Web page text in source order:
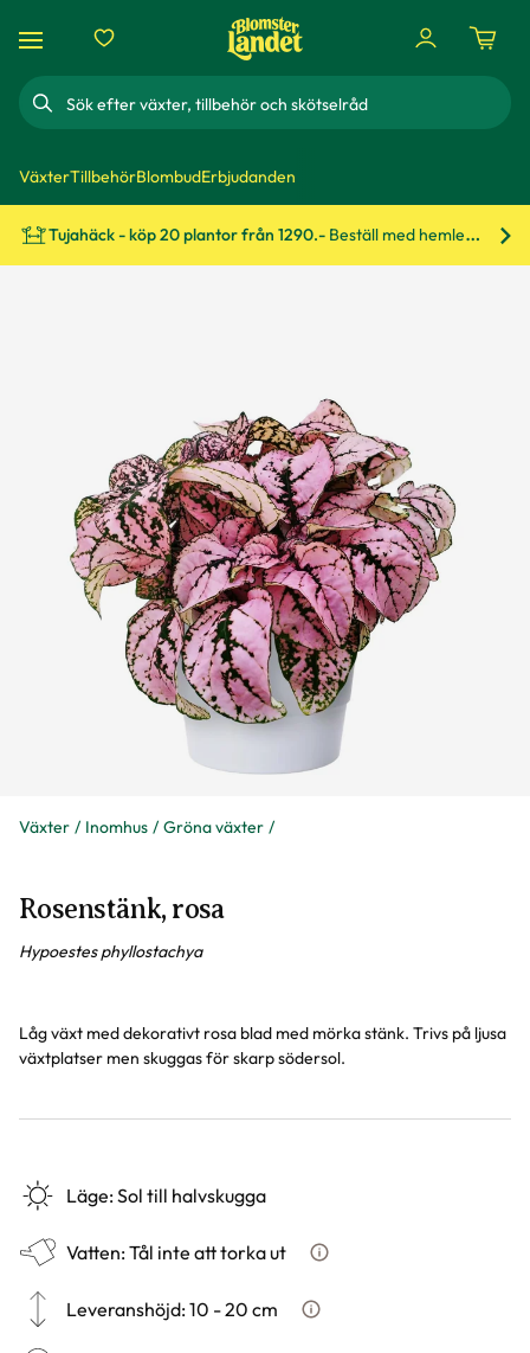
Sök
VäxterTillbehörBlombudErbjudanden
Tujahäck - köp 20 plantor från 1290.- Beställ med hemleverans!
Växter Inomhus Gröna växter
Rosenstänk, rosa
Hypoestes phyllostachya
Låg växt med dekorativt rosa blad med mörka stänk. Trivs på ljusa
växtplatser men skuggas för skarp södersol.
Läge:Sol till halvskugga
Vatten:Tål inte att torka ut Hur ska du vattna växten?
Leveranshöjd:10 - 20 cm Hur vi mäter leveranshöjd på